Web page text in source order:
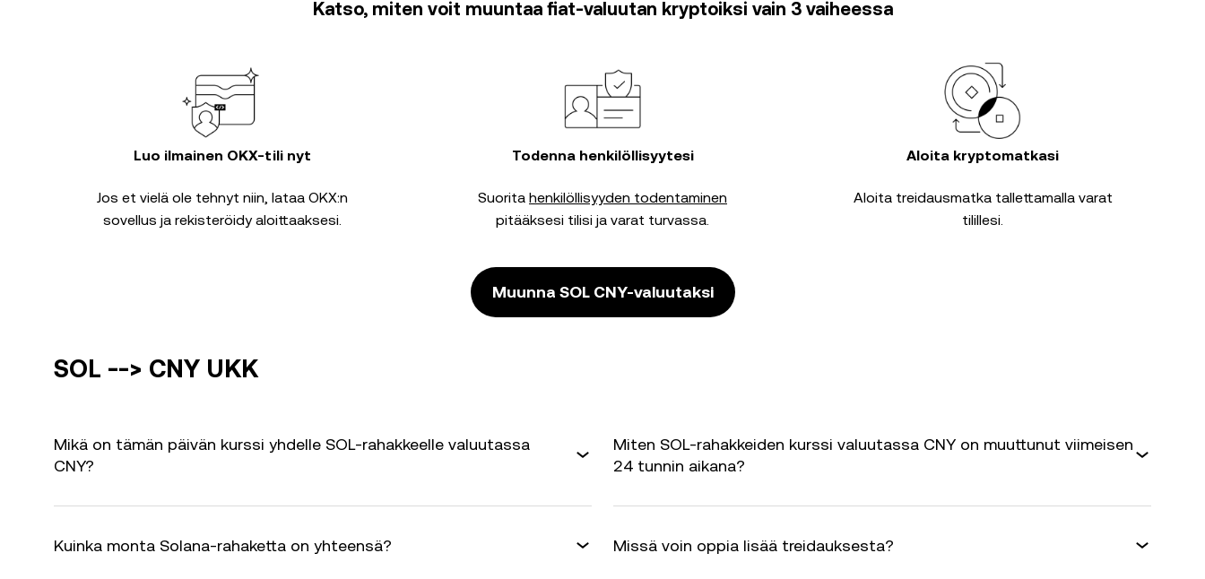
Katso, miten voit muuntaa fiat-valuutan kryptoiksi vain 3 vaiheessa
Luo ilmainen OKX-tili nyt
Jos et vielä ole tehnyt niin, lataa OKX:n
sovellus ja rekisteröidy aloittaaksesi.
Todenna henkilöllisyytesi
Suorita henkilöllisyyden todentaminen
pitääksesi tilisi ja varat turvassa.
Aloita kryptomatkasi
Aloita treidausmatka tallettamalla varat
tilillesi.
Muunna SOL CNY-valuutaksi
SOL --> CNY UKK
Mikä on tämän päivän kurssi yhdelle SOL-rahakkeelle valuutassa
CNY?
Miten SOL-rahakkeiden kurssi valuutassa CNY on muuttunut viimeisen
24 tunnin aikana?
Kuinka monta Solana-rahaketta on yhteensä? Missä voin oppia lisää treidauksesta?